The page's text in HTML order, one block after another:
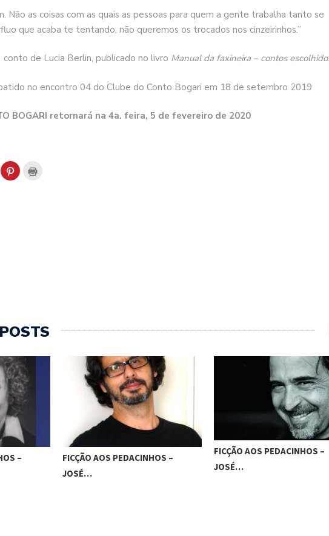
Não as coisas com as quais as pessoas para quem a gente trabalha tanto se
que acaba te tentando, não queremos os trocados nos cinzeirinhos.”
conto de Lucia Berlin, publicado no livro Manual da faxineira – contos
no encontro 04 do Clube do Conto Bogari em 18 de setembro 2019
BOGARI retornará na 4a. feira, 5 de fevereiro de 2020
Clique
para
–
FICÇÃO AOS PEDACINHOS –
JOSÉ…
FICÇÃO AOS PEDACINHOS –
ISAAC…